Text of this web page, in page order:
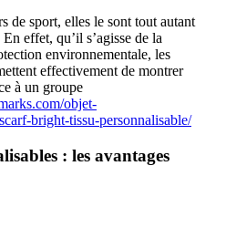
de sport, elles le sont tout autant
effet, qu’il s’agisse de la
environnementale, les
effectivement de montrer
à un groupe
objet-
bright-tissu-personnalisable/
: les avantages